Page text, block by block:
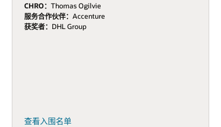
CHRO： Thomas Ogilvie
服务合作伙伴： Accenture
获奖者： DHL Group
查看入围名单